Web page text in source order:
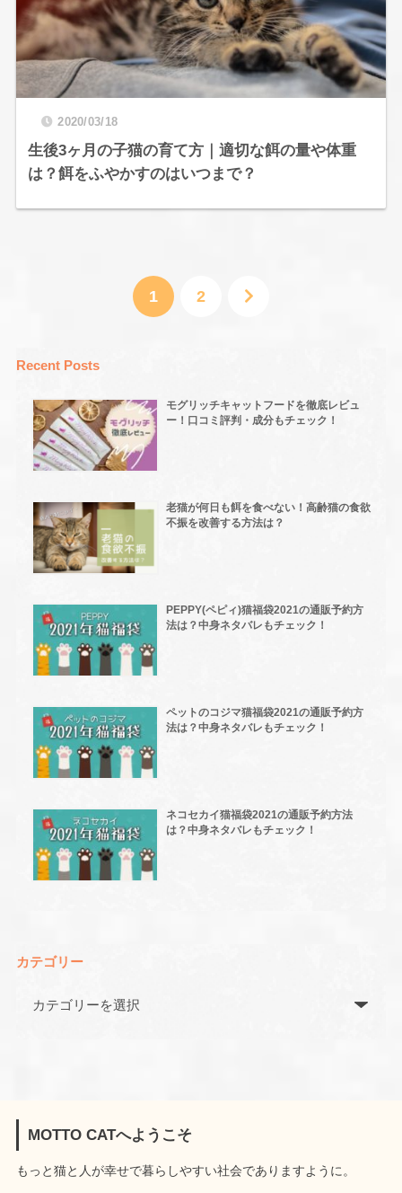
2020/03/18
生後3ヶ月の子猫の育て方｜適切な餌の量や体重
は？餌をふやかすのはいつまで？
1 2
Recent Posts
モグリッチキャットフードを徹底レビュ
ー！口コミ評判・成分もチェック！
老猫が何日も餌を食べない！高齢猫の食欲
不振を改善する方法は？
PEPPY(ペピィ)猫福袋2021の通販予約方
法は？中身ネタバレもチェック！
ペットのコジマ猫福袋2021の通販予約方
法は？中身ネタバレもチェック！
ネコセカイ猫福袋2021の通販予約方法
は？中身ネタバレもチェック！
カテゴリー
MOTTO CATへようこそ
もっと猫と人が幸せで暮らしやすい社会でありますように。